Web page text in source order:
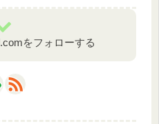
をフォローする